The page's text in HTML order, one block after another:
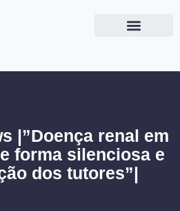
|”Doença renal em
forma silenciosa e
dos tutores”|